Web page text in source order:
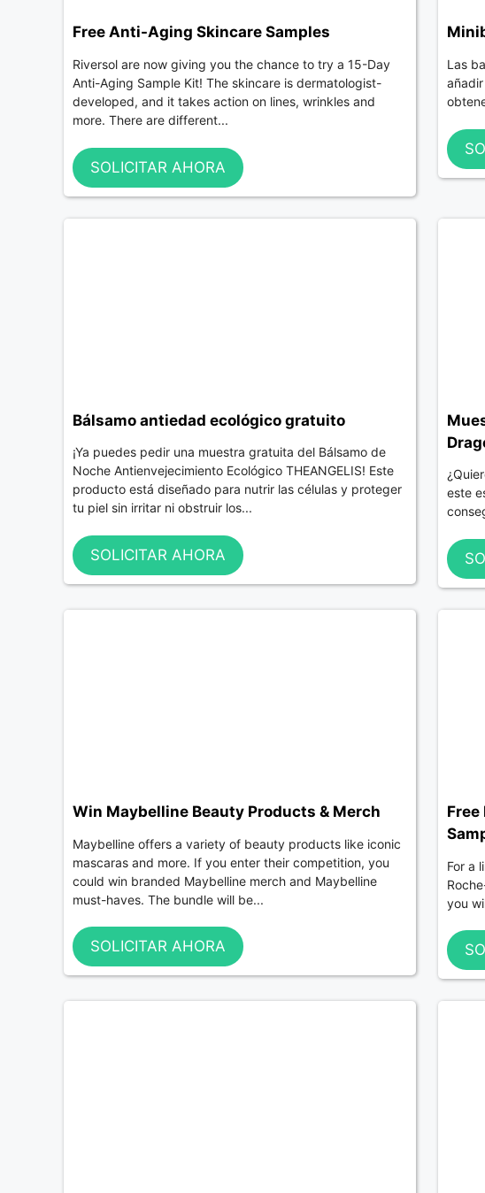
Free Anti-Aging Skincare Samples
Riversol are now giving you the chance to try a 15-Day
Anti-Aging Sample Kit! The skincare is dermatologist-
developed, and it takes action on lines, wrinkles and
more. There are different...
SOLICITAR AHORA
Las
Bálsamo antiedad ecológico gratuito
¡Ya puedes pedir una muestra gratuita del Bálsamo de
Noche Antienvejecimiento Ecológico THEANGELIS! Este
producto está diseñado para nutrir las células y proteger
tu piel sin irritar ni obstruir los...
SOLICITAR AHORA
este
Win Maybelline Beauty Products & Merch
Maybelline offers a variety of beauty products like iconic
mascaras and more. If you enter their competition, you
could win branded Maybelline merch and Maybelline
must-haves. The bundle will be...
SOLICITAR AHORA
Free
For a
you